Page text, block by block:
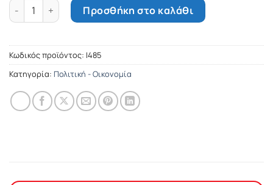
Εγκόλπιο των πολιτικών ποσότητα
Προσθήκη στο καλάθι
Κωδικός προϊόντος: Ι485
Κατηγορία: Πολιτική - Οικονομία